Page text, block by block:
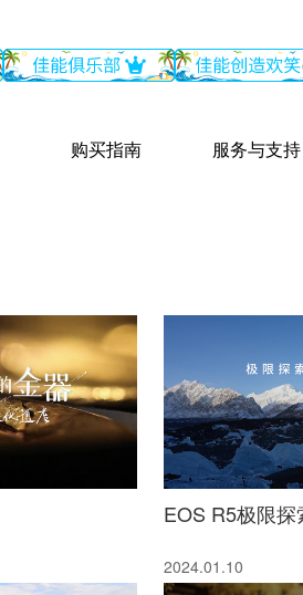
购买指南 服务与支持
EOS R5极限
2024.01.10